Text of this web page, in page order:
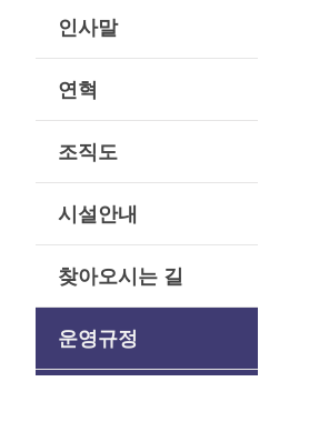
인사말
연혁
조직도
시설안내
찾아오시는 길
운영규정